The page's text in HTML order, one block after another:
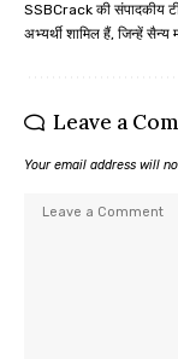
SSBCrack की संपादकीय
अभ्यर्थी शामिल हैं, जिन्हें सैन्य
Leave a
Your email address will